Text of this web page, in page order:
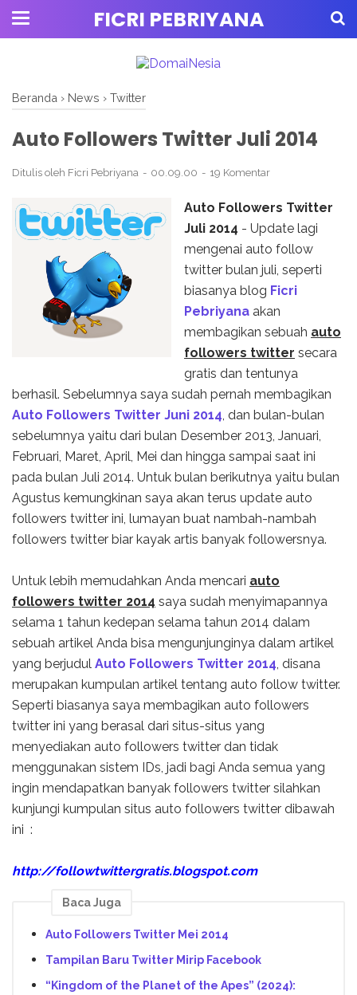
FICRI PEBRIYANA
Beranda › News › Twitter
Auto Followers Twitter Juli 2014
Ditulis oleh Ficri Pebriyana 00.09.00 19 Komentar
Auto Followers Twitter
Juli 2014 - Update lagi
mengenai auto follow
twitter bulan juli, seperti
biasanya blog Ficri
Pebriyana akan
membagikan sebuah auto
followers twitter secara
gratis dan tentunya
berhasil. Sebelumnya saya sudah pernah membagikan
Auto Followers Twitter Juni 2014 , dan bulan-bulan
sebelumnya yaitu dari bulan Desember 2013, Januari,
Februari, Maret, April, Mei dan hingga sampai saat ini
pada bulan Juli 2014. Untuk bulan berikutnya yaitu bulan
Agustus kemungkinan saya akan terus update auto
followers twitter ini, lumayan buat nambah-nambah
followers twitter biar kayak artis banyak followersnya.
Untuk lebih memudahkan Anda mencari auto
followers twitter 2014 saya sudah menyimapannya
selama 1 tahun kedepan selama tahun 2014 dalam
sebuah artikel Anda bisa mengunjunginya dalam artikel
yang berjudul Auto Followers Twitter 2014 , disana
merupakan kumpulan artikel tentang auto follow twitter.
Seperti biasanya saya membagikan auto followers
twitter ini yang berasal dari situs-situs yang
menyediakan auto followers twitter dan tidak
menggunakan sistem IDs, jadi bagi Anda semua yang
ingin mendapatkan banyak followers twitter silahkan
kunjungi kumpulan situs auto followers twitter dibawah
ini :
http://followtwittergratis.blogspot.com
Baca Juga
Auto Followers Twitter Mei 2014
Tampilan Baru Twitter Mirip Facebook
“Kingdom of the Planet of the Apes” (2024):